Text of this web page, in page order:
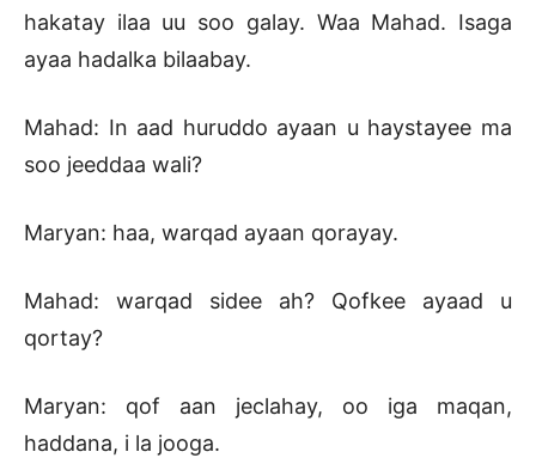
hakatay ilaa uu soo galay. Waa Mahad. Isaga
ayaa hadalka bilaabay.
Mahad: In aad huruddo ayaan u haystayee ma
soo jeeddaa wali?
Maryan: haa, warqad ayaan qorayay.
Mahad: warqad sidee ah? Qofkee ayaad u
qortay?
Maryan: qof aan jeclahay, oo iga maqan,
haddana, i la jooga.